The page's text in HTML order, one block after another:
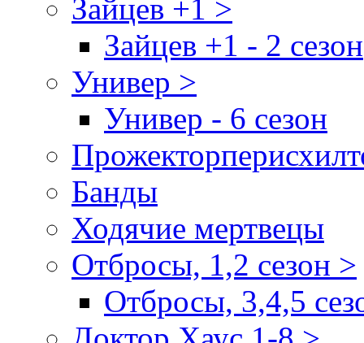
Зайцев +1 >
Зайцев +1 - 2 сезон
Универ >
Универ - 6 сезон
Банды
Ходячие мертвецы
Отбросы, 1,2 сезон >
Отбросы, 3,4,5